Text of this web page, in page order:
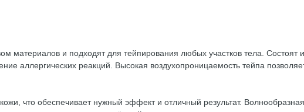
материалов и подходят для тейпирования любых участков тела. Состоят
аллергических реакций. Высокая воздухопроницаемость тейпа
кожи, что обеспечивает нужный эффект и отличный результат.